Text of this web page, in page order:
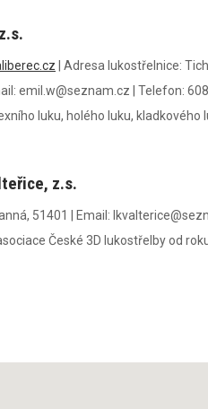
Adresa lukostřelnice:
emil.w@seznam.cz Telefon:
luku, holého luku,
z.s.
51401 Email:
České 3D lukostřelby od